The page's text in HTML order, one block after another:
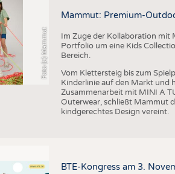
Foto (c) Mammut
Mammut: Premium-
Im Zuge der Kollaboration mit
Portfolio um eine Kids
Bereich.
Vom Klettersteig bis zum
Kinderlinie auf den Markt und
Zusammenarbeit mit MINI A
Outerwear, schließt Mammut
kindgerechtes Design vereint.
BTE-Kongress am 3.